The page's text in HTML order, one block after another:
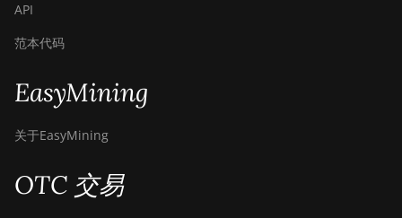
API
范本代码
EasyMining
关于EasyMining
OTC 交易